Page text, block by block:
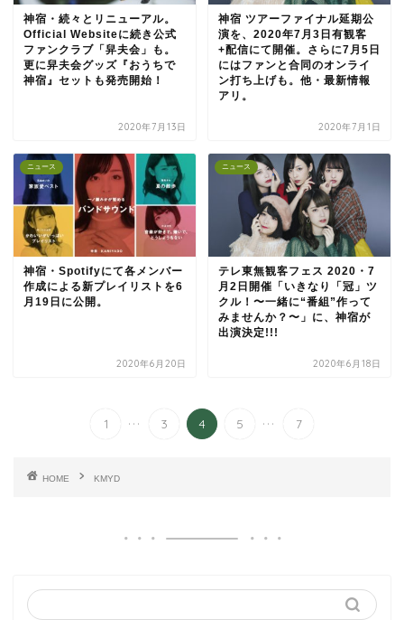
神宿・続々とリニューアル。
Official Websiteに続き公式
ファンクラブ「舁夫会」も。
更に舁夫会グッズ『おうちで
神宿』セットも発売開始！
2020年7月13日
神宿 ツアーファイナル延期公
演を、2020年7月3日有観客
+配信にて開催。さらに7月5日
にはファンと合同のオンライ
ン打ち上げも。他・最新情報
アリ。
2020年7月1日
ニュース
神宿・Spotifyにて各メンバー
作成による新プレイリストを6
月19日に公開。
2020年6月20日
ニュース
テレ東無観客フェス 2020・7
月2日開催「いきなり「冠」ツ
クル！〜一緒に“番組”作って
みませんか？〜」に、神宿が
出演決定!!!
2020年6月18日
1 ... 3 4 5 ... 7
HOME KMYD